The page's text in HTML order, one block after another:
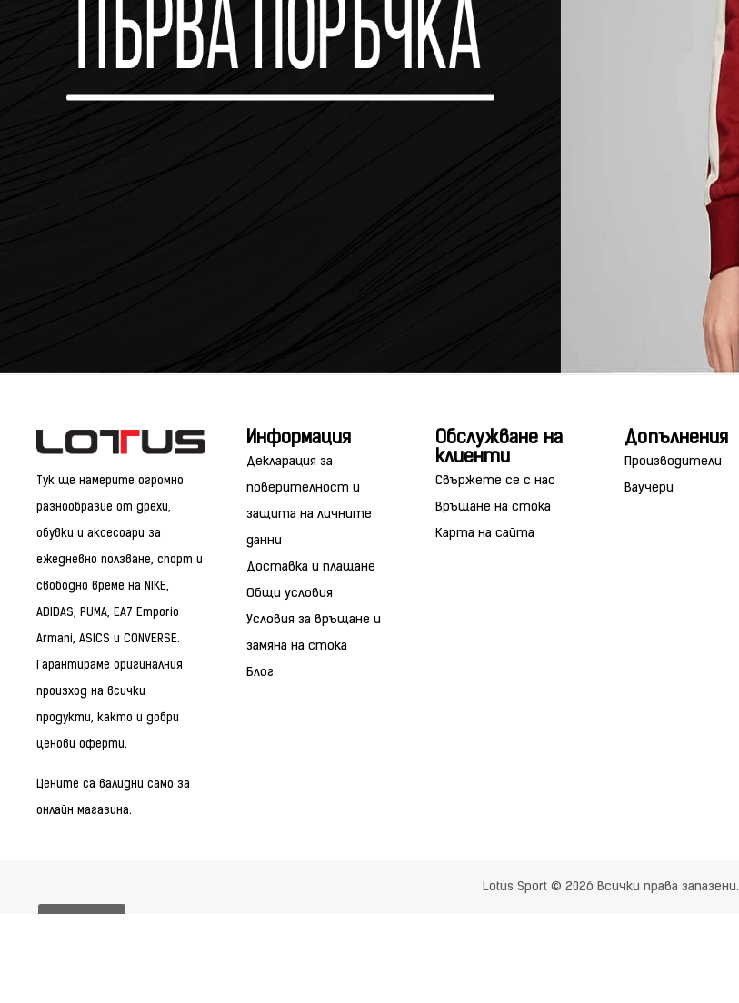
Тук ще намерите огромно
разнообразие от дрехи,
обувки и аксесоари за
ежедневно ползване, спорт и
свободно време на NIKE,
ADIDAS, PUMA, EA7 Emporio
Armani, ASICS и CONVERSE.
Гарантираме оригиналния
произход на всички
продукти, както и добри
ценови оферти.
Цените са валидни само за
онлайн магазина.
Информация
Декларация за
поверителност и
защита на личните
данни
Доставка и плащане
Общи условия
Условия за връщане и
замяна на стока
Блог
Обслужване на
клиенти
Свържете се с нас
Връщане на стока
Карта на сайта
Допълнения
Производители
Ваучери
Lotus Sport © 2026 Всички права запазени.